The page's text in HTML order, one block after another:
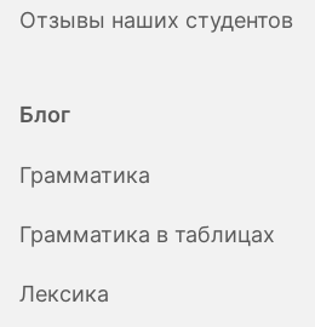
Отзывы наших студентов
Блог
Грамматика
Грамматика в таблицах
Лексика